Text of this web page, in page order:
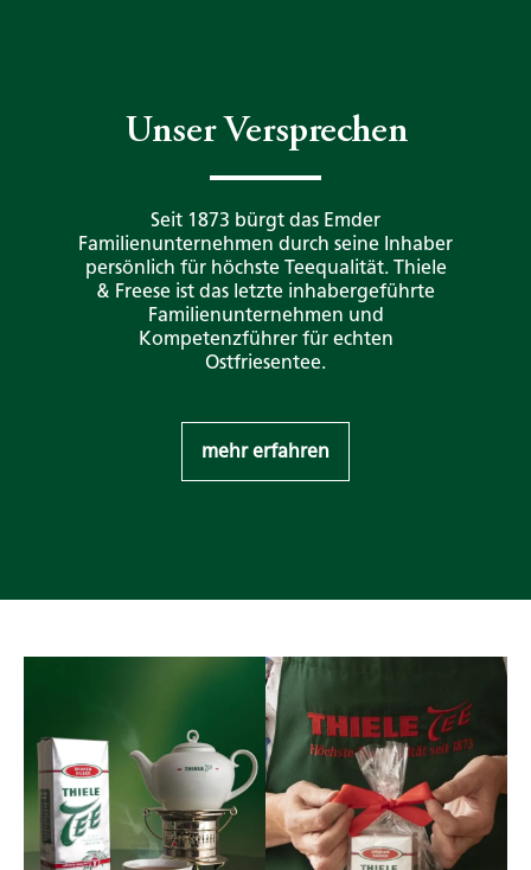
Unser Versprechen
Seit 1873 bürgt das Emder
Familienunternehmen durch seine Inhaber
persönlich für höchste Teequalität. Thiele
& Freese ist das letzte inhabergeführte
Familienunternehmen und
Kompetenzführer für echten
Ostfriesentee.
mehr erfahren